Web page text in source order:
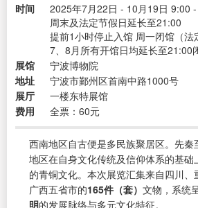
时间
2025年7月22日 - 10月19日 9:00
周末及法定节假日延长至21:00
提前1小时停止入馆 周一闭馆（法
7、8月所有开馆日均延长至21:00
展馆
宁波博物院
地址
宁波市鄞州区首南中路1000号
展厅
一楼东特展馆
费用
全票：60元
西南地区自古便是多民族聚居区。先秦
地区在自身文化传统及信仰体系的基
的青铜文化。本次展览汇集来自四川、
广西五省市的165件（套） 文物，系统
明的发展脉络与多元文化特征。